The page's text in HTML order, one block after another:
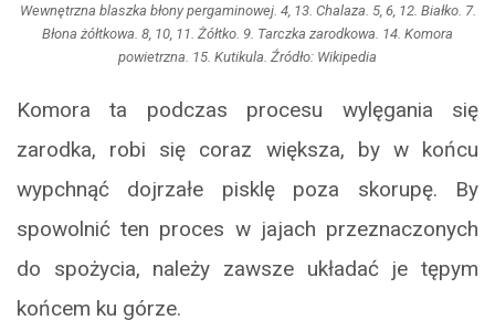
Wewnętrzna blaszka błony pergaminowej. 4, 13. Chalaza. 5, 6, 12. Białko. 7.
Błona żółtkowa. 8, 10, 11. Żółtko. 9. Tarczka zarodkowa. 14. Komora
powietrzna. 15. Kutikula. Źródło: Wikipedia
Komora ta podczas procesu wylęgania się
zarodka, robi się coraz większa, by w końcu
wypchnąć dojrzałe pisklę poza skorupę. By
spowolnić ten proces w jajach przeznaczonych
do spożycia, należy zawsze układać je tępym
końcem ku górze.